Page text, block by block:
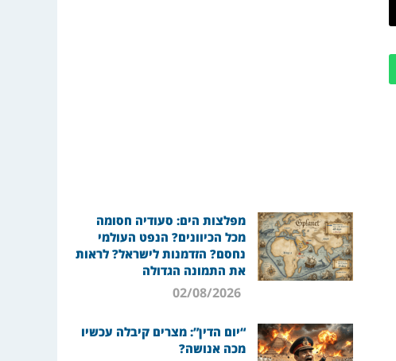
מפלצות הים: סעודיה חסומה
מכל הכיוונים? הנפט העולמי
נחסם? הזדמנות לישראל? לראות
את התמונה הגדולה
02/08/2026
“יום הדין”: מצרים קיבלה עכשיו
מכה אנושה?